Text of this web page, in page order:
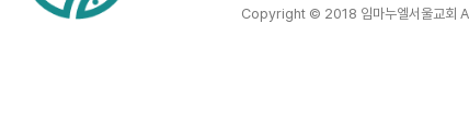
Copyright © 2018 임마누엘서울교회